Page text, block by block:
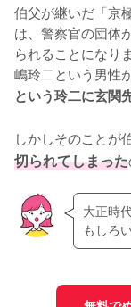
伯父が継いだ「京
は、警察官の団体
られることになり
嶋玲二という男性
という玲二に玄関
しかしそのことが
切られてしまった
大正時
もしろ